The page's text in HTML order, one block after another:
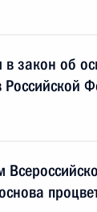
закон об
Российской